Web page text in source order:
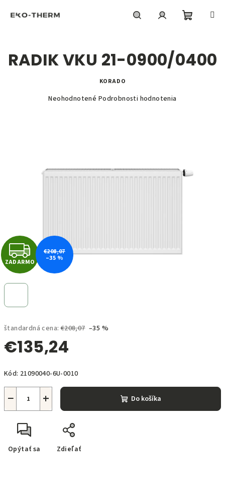
košík
štandardná cena: €208,07 –35 %
€135,24
cena:
Kód: 21090040-6U-0010
+
− Do košíka
Opýtať sa Zdieľať
RADIK VKU 21-0900/0400
KORADO
Priemerné
hviezdičiek.
Neohodnotené Podrobnosti hodnotenia
Z
A
R
M
O
ZADARMO
€208,07
–35 %